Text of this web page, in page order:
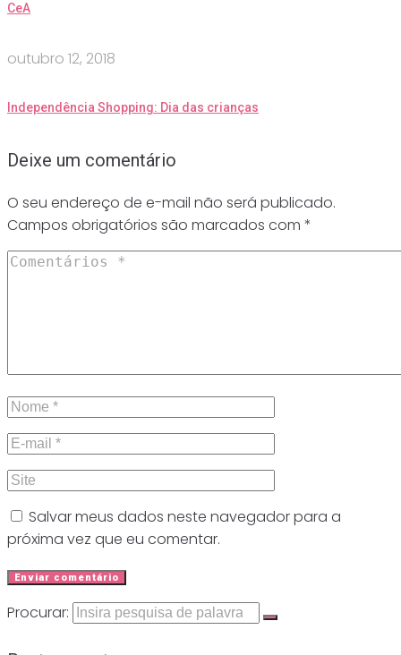
CeA
outubro 12, 2018
Independência Shopping: Dia das crianças
Deixe um comentário
O seu endereço de e-mail não será publicado.
Campos obrigatórios são marcados com *
Salvar meus dados neste navegador para a
próxima vez que eu comentar.
Procurar: